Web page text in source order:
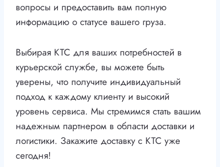
вопросы и предоставить вам полную
информацию о статусе вашего груза.
Выбирая КТС для ваших потребностей в
курьерской службе, вы можете быть
уверены, что получите индивидуальный
подход к каждому клиенту и высокий
уровень сервиса. Мы стремимся стать вашим
надежным партнером в области доставки и
логистики. Закажите доставку с КТС уже
сегодня!